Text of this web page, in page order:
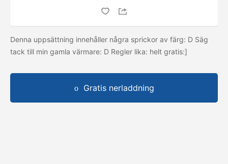
Denna uppsättning innehåller några sprickor av färg: D Säg
tack till min gamla värmare: D Regler lika: helt gratis:]
Gratis nerladdning